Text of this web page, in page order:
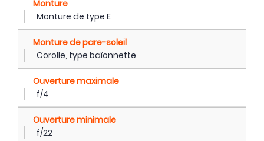
Monture
Monture de type E
Monture de pare-soleil
Corolle, type baïonnette
Ouverture maximale
f/4
Ouverture minimale
f/22